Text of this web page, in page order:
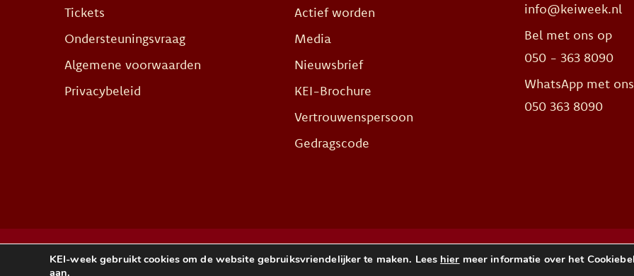
Tickets
Ondersteuningsvraag
Algemene voorwaarden
Privacybeleid
Actief worden
Media
Nieuwsbrief
KEI-Brochure
Vertrouwenspersoon
Gedragscode
info@keiweek.nl
Bel met ons op
050 - 363 8090
WhatsApp met ons
050 363 8090
Website doorAppademic Heb je
KEI-week gebruikt cookies om de website gebruiksvriendelijker te maken. Lees hier meer informatie over het
aan.